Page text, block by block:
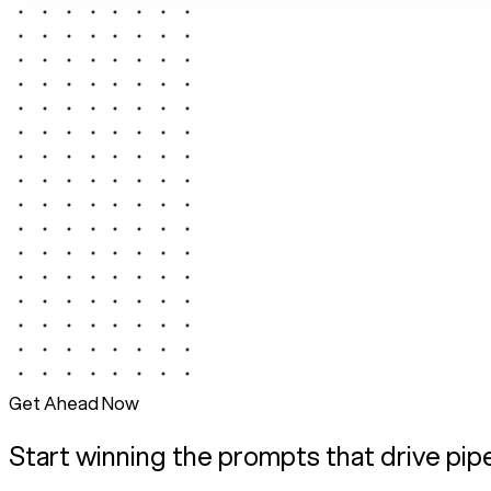
Get Ahead Now
Start winning the prompts that drive